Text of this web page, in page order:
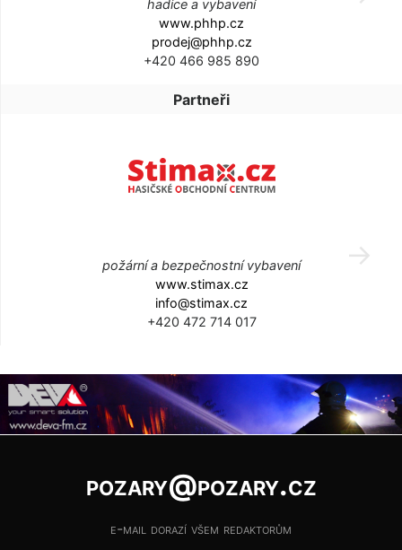
hadice a vybavení
www.phhp.cz
prodej@phhp.cz
+420 466 985 890
Partneři
požární a bezpečnostní vybavení
www.stimax.cz
info@stimax.cz
+420 472 714 017
pozary@pozary.cz
e-mail dorazí všem redaktorům